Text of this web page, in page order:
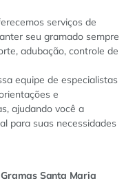
serviços de
seu gramado sempre
adubação, controle de
equipe de especialistas
e
ajudando você a
para suas necessidades
Santa Maria